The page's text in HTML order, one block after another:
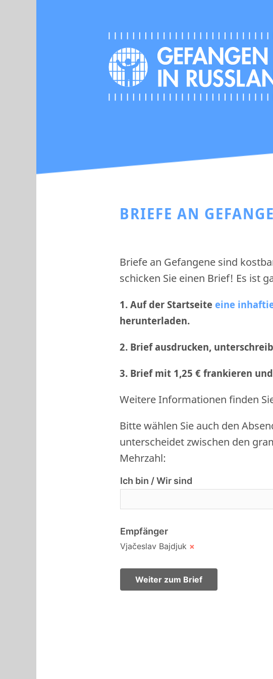
BRIEFE AN
Briefe an Gefangene sind
schicken Sie einen Brief! Es ist
1. Auf der Startseite eine
herunterladen.
2. Brief ausdrucken,
3. Brief mit 1,25 € frankieren
Weitere Informationen finden
Bitte wählen Sie auch den
unterscheidet zwischen den
Mehrzahl:
Ich bin / Wir sind
Empfänger
Vjačeslav Bajdjuk ×
Weiter zum Brief